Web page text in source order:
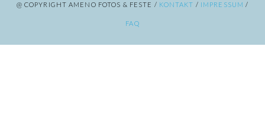
@ COPYRIGHT AMENO FOTOS & FESTE / KONTAKT / IMPRESSUM /
FAQ